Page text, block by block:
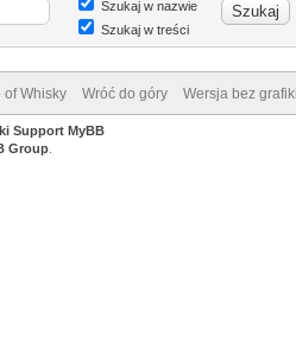
Szukaj w nazwie
Szukaj w treści
of Whisky Wróć do góry Wersja bez
Support MyBB
Group